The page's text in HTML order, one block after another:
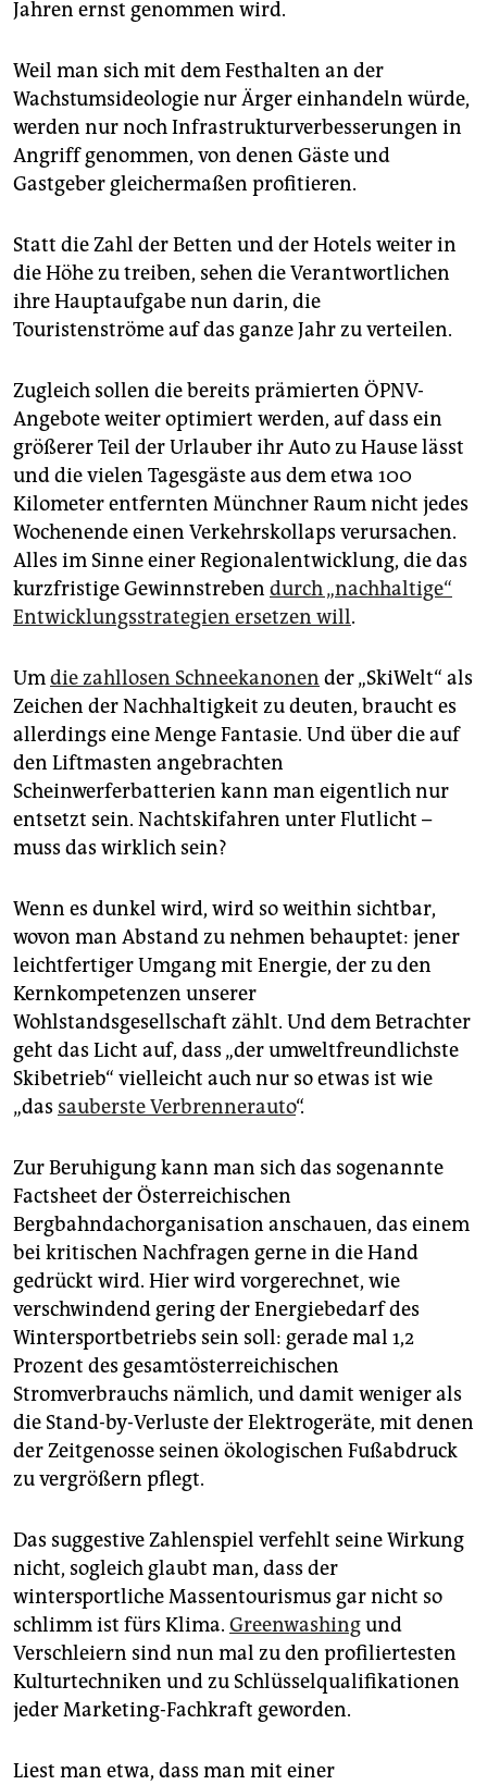
Jahren ernst genommen wird.
Weil man sich mit dem Festhalten an der
Wachstumsideologie nur Ärger einhandeln würde,
werden nur noch Infrastrukturverbesserungen in
Angriff genommen, von denen Gäste und
Gastgeber gleichermaßen profitieren.
Statt die Zahl der Betten und der Hotels weiter in
die Höhe zu treiben, sehen die Verantwortlichen
ihre Hauptaufgabe nun darin, die
Touristenströme auf das ganze Jahr zu verteilen.
Zugleich sollen die bereits prämierten ÖPNV-
Angebote weiter optimiert werden, auf dass ein
größerer Teil der Urlauber ihr Auto zu Hause lässt
und die vielen Tagesgäste aus dem etwa 100
Kilometer entfernten Münchner Raum nicht jedes
Wochenende einen Verkehrskollaps verursachen.
Alles im Sinne einer Regionalentwicklung, die das
kurzfristige Gewinnstreben durch „nachhaltige“
Entwicklungsstrategien ersetzen will.
Umdie zahllosen Schneekanonen der „SkiWelt“ als
Zeichen der Nachhaltigkeit zu deuten, braucht es
allerdings eine Menge Fantasie. Und über die auf
den Liftmasten angebrachten
Scheinwerferbatterien kann man eigentlich nur
entsetzt sein. Nachtskifahren unter Flutlicht –
muss das wirklich sein?
Wenn es dunkel wird, wird so weithin sichtbar,
wovon man Abstand zu nehmen behauptet: jener
leichtfertiger Umgang mit Energie, der zu den
Kernkompetenzen unserer
Wohlstandsgesellschaft zählt. Und dem Betrachter
geht das Licht auf, dass „der umweltfreundlichste
Skibetrieb“ vielleicht auch nur so etwas ist wie
„das sauberste Verbrennerauto“.
Zur Beruhigung kann man sich das sogenannte
Factsheet der Österreichischen
Bergbahndachorganisation anschauen, das einem
bei kritischen Nachfragen gerne in die Hand
gedrückt wird. Hier wird vorgerechnet, wie
verschwindend gering der Energiebedarf des
Wintersportbetriebs sein soll: gerade mal 1,2
Prozent des gesamtösterreichischen
Stromverbrauchs nämlich, und damit weniger als
die Stand-by-Verluste der Elektrogeräte, mit denen
der Zeitgenosse seinen ökologischen Fußabdruck
zu vergrößern pflegt.
Das suggestive Zahlenspiel verfehlt seine Wirkung
nicht, sogleich glaubt man, dass der
wintersportliche Massentourismus gar nicht so
schlimm ist fürs Klima. Greenwashingund
Verschleiern sind nun mal zu den profiliertesten
Kulturtechniken und zu Schlüsselqualifikationen
jeder Marketing-Fachkraft geworden.
Liest man etwa, dass man mit einer